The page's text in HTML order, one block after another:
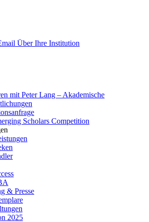
Über Ihre Institution
mit Peter Lang – Akademische
Scholars Competition
& Presse
2025